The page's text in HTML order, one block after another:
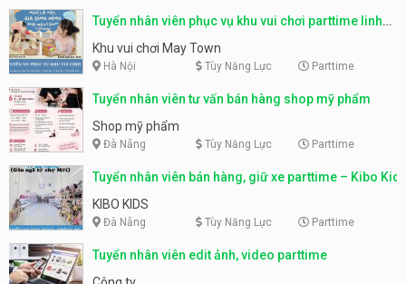
Tuyển nhân viên phục vụ khu vui chơi parttime linh
động
Khu vui chơi May Town
Hà Nội Tùy Năng Lực Parttime
Tuyển nhân viên tư vấn bán hàng shop mỹ phẩm
Shop mỹ phẩm
Đà Nẵng Tùy Năng Lực Parttime
Tuyển nhân viên bán hàng, giữ xe parttime – Kibo Kid
KIBO KIDS
Đà Nẵng Tùy Năng Lực Parttime
Tuyển nhân viên edit ảnh, video parttime